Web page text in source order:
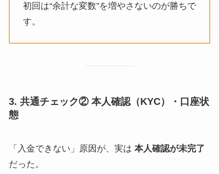
初回は“余計な変数”を増やさないのが勝ちで
す。
3. 共通チェック② 本人確認（KYC）・口座状
態
「入金できない」原因が、実は 本人確認が未完了
だった。